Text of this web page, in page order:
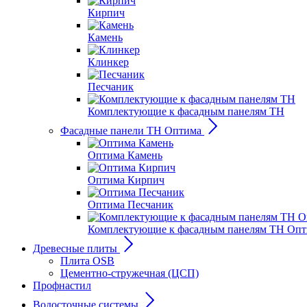
Кирпич
Камень
Клинкер
Песчаник
Комплектующие к фасадным панелям ТН
Фасадные панели ТН Оптима
Оптима Камень
Оптима Кирпич
Оптима Песчаник
Комплектующие к фасадным панелям ТН
Древесные плиты
Плита OSB
Цементно-стружечная (ЦСП)
Профнастил
Водосточные системы